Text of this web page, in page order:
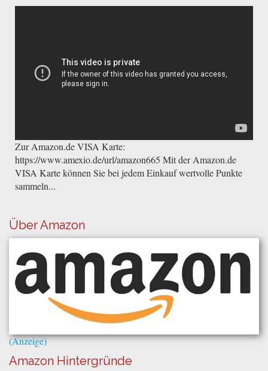
Zur Amazon.de VISA Karte:
https://www.amexio.de/url/amazon665 Mit der Amazon.de
VISA Karte können Sie bei jedem Einkauf wertvolle Punkte
sammeln...
Über Amazon
Amazon Hintergründe